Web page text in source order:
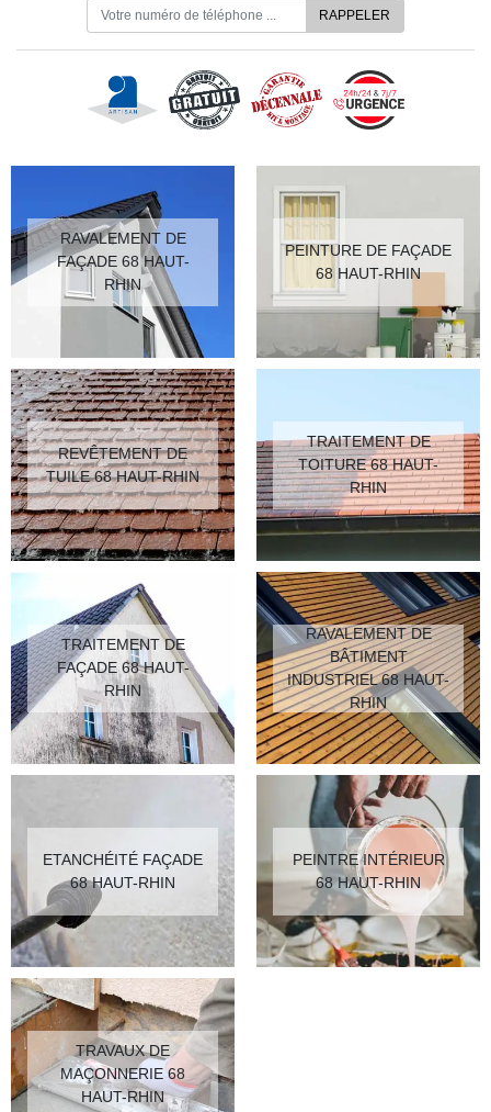
RAVALEMENT DE
FAÇADE 68 HAUT-
RHIN
PEINTURE DE FAÇADE
68 HAUT-RHIN
REVÊTEMENT DE
TUILE 68 HAUT-RHIN
TRAITEMENT DE
TOITURE 68 HAUT-
RHIN
TRAITEMENT DE
FAÇADE 68 HAUT-
RHIN
RAVALEMENT DE
BÂTIMENT
INDUSTRIEL 68 HAUT-
RHIN
ETANCHÉITÉ FAÇADE
68 HAUT-RHIN
PEINTRE INTÉRIEUR
68 HAUT-RHIN
TRAVAUX DE
MAÇONNERIE 68
HAUT-RHIN